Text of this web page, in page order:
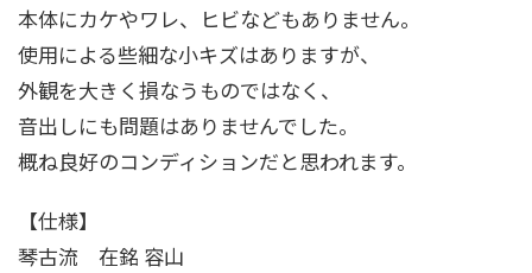
本体にカケやワレ、ヒビなどもありません。
使用による些細な小キズはありますが、
外観を大きく損なうものではなく、
音出しにも問題はありませんでした。
概ね良好のコンディションだと思われます。
【仕様】
琴古流 在銘 容山